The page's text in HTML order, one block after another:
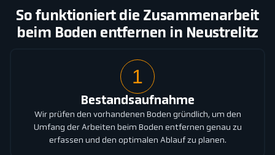
So funktioniert die Zusammenarbeit
beim Boden entfernen in Neustrelitz
1
Bestandsaufnahme
Wir prüfen den vorhandenen Boden gründlich, um den
Umfang der Arbeiten beim Boden entfernen genau zu
erfassen und den optimalen Ablauf zu planen.